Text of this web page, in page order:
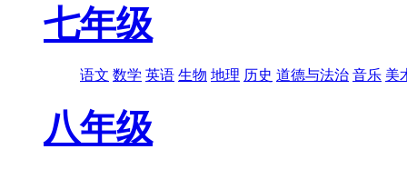
七年级
语文 数学 英语 生物 地理 历史 道德与法治 音乐 美
八年级